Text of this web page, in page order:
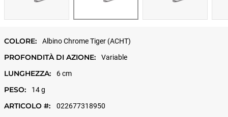
COLORE: Albino Chrome Tiger (ACHT)
PROFONDITÀ DI AZIONE: Variable
LUNGHEZZA: 6 cm
PESO: 14 g
ARTICOLO #: 022677318950